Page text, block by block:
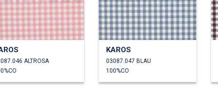
ALTROSA
KAROS
03087.047 BLAU
100%CO